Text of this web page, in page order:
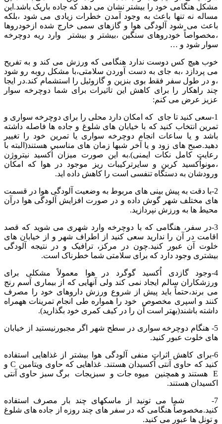
مشکل هنگامی خود را بیشتر نشان می دهد که جاده باریک باشد.این
مساله نه تنها باعث به وجود آمدن خطرات زیادی می شود ،بلکه
باعث می شود آلودگی هوا و گازهای سمی خارج شده ازخودروها
،مخصواصاً خودروهای سنگین ،بیشتر و بیشتر وارد ریه دوچرخه
سوار شود و …
خوب هیچ کس دوست ندارد هنگامی که ورزش می کند و به تفریح
می پردازد ،به جای به دست آوردن سلامتی،با مشکل روبه رو شود
،و در طول سفر فقط بوی بنزین و گازوئیل را استشمام کند.در ایجا
چند راهکار را برای کاهش این تاثیرات برای شما دوچرخه سوار
عزیز عرض می کنم:
1-سعی کنید تا جای که امکان دارد محلی را برای دوچرخه سواری و
تمرین انتخاب کنید که با خیابان های شلوغ و جاده ها فاصله داشته
باشد و یا ساعات انجام دوچرخه سواری یا تمرین خود را تغییر
دهید.صبح های زود و یا آخر شبها زمان های مناسبی هستند(البته با
رعایت کامل نکات ایمنی).به این صورت میزان اُکسید نیتروژن
،مونواُکسید کربن و سایرترکیبات ریز موجود در هوا که امکان
ورودشان به دستگاه تنفسی است را کاهش داده اید.
2-با دقت به پیش بینی های مربوط به وضعیت آلودگی هوا در قسمت
های مختلف شهر گوش داده و در صورت افزایش آلودگی هوا درآن
محیط ها به ورزش نپردازید.
3-در سفر، هنگامی که با دوچرخه وارد شهری می شوید که قصد
اقامت در آن را ندارید سعی کنید از اطراف شهر و از خیابان های
خلوت آن عبور کنید.چون در مرکز، ترافیک و در نتیجه آلودگی
بیشتری وجود دارد که برای سلامتی شما خطرناک است.
4-وجود گازدی اُکسید گوگرد در هوا معمولاً مشکلی برای
ورزشکاران سالم ایجاد نمی کند ولی آنهایی که از بیماری آسم رنج
می برند،حتماً باید پیش از شروع ورزش داروهای خود را مصرف
کنند و اسپری مخصوص خود را همواره طی انجام تمرینات ههمراه
داشته باشند(بهتر است آن را در کیف کمری خود بگذارید).
5- هنگام دوچرخه سواری در سطح شهر اگر مجبورنیستید از خیابان
های خلوت عبور کنید.
6-برای کاهش اثرات منفی آلودگی هوا بیشتر از غذاهایی استفاده
کنید که حاوی آنتی اُکسیدان هستند. غذاهایی که حاوی ویتامین C و
E هستند و همچنین میوه جات و سبزیجات برگ سبز حاوی آنتی
اکسیدان هستند.
7- شما می تونید از ماسکهای چند بار مصرف استفاده
کنید.مخصوصاً هنگامی که در سفر های چند روزه از جاده های شلوغ
و تونل ها عبور می کنید.